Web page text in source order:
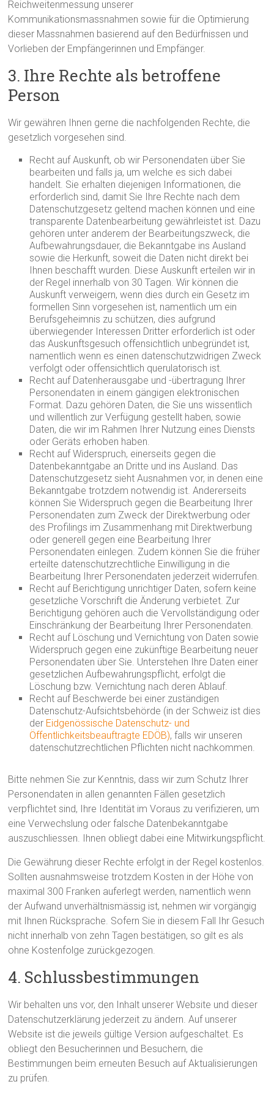
Reichweitenmessung unserer
Kommunikationsmassnahmen sowie für die Optimierung
dieser Massnahmen basierend auf den Bedürfnissen und
Vorlieben der Empfängerinnen und Empfänger.
3. Ihre Rechte als betroffene
Person
Wir gewähren Ihnen gerne die nachfolgenden Rechte, die
gesetzlich vorgesehen sind.
Recht auf Auskunft, ob wir Personendaten über Sie
bearbeiten und falls ja, um welche es sich dabei
handelt. Sie erhalten diejenigen Informationen, die
erforderlich sind, damit Sie Ihre Rechte nach dem
Datenschutzgesetz geltend machen können und eine
transparente Datenbearbeitung gewährleistet ist. Dazu
gehören unter anderem der Bearbeitungszweck, die
Aufbewahrungsdauer, die Bekanntgabe ins Ausland
sowie die Herkunft, soweit die Daten nicht direkt bei
Ihnen beschafft wurden. Diese Auskunft erteilen wir in
der Regel innerhalb von 30 Tagen. Wir können die
Auskunft verweigern, wenn dies durch ein Gesetz im
formellen Sinn vorgesehen ist, namentlich um ein
Berufsgeheimnis zu schützen, dies aufgrund
überwiegender Interessen Dritter erforderlich ist oder
das Auskunftsgesuch offensichtlich unbegründet ist,
namentlich wenn es einen datenschutzwidrigen Zweck
verfolgt oder offensichtlich querulatorisch ist.
Recht auf Datenherausgabe und -übertragung Ihrer
Personendaten in einem gängigen elektronischen
Format. Dazu gehören Daten, die Sie uns wissentlich
und willentlich zur Verfügung gestellt haben, sowie
Daten, die wir im Rahmen Ihrer Nutzung eines Diensts
oder Geräts erhoben haben.
Recht auf Widerspruch, einerseits gegen die
Datenbekanntgabe an Dritte und ins Ausland. Das
Datenschutzgesetz sieht Ausnahmen vor, in denen eine
Bekanntgabe trotzdem notwendig ist. Andererseits
können Sie Widerspruch gegen die Bearbeitung Ihrer
Personendaten zum Zweck der Direktwerbung oder
des Profilings im Zusammenhang mit Direktwerbung
oder generell gegen eine Bearbeitung Ihrer
Personendaten einlegen. Zudem können Sie die früher
erteilte datenschutzrechtliche Einwilligung in die
Bearbeitung Ihrer Personendaten jederzeit widerrufen.
Recht auf Berichtigung unrichtiger Daten, sofern keine
gesetzliche Vorschrift die Änderung verbietet. Zur
Berichtigung gehören auch die Vervollständigung oder
Einschränkung der Bearbeitung Ihrer Personendaten.
Recht auf Löschung und Vernichtung von Daten sowie
Widerspruch gegen eine zukünftige Bearbeitung neuer
Personendaten über Sie. Unterstehen Ihre Daten einer
gesetzlichen Aufbewahrungspflicht, erfolgt die
Löschung bzw. Vernichtung nach deren Ablauf.
Recht auf Beschwerde bei einer zuständigen
Datenschutz-Aufsichtsbehörde (in der Schweiz ist dies
der Eidgenössische Datenschutz- und
Öffentlichkeitsbeauftragte EDÖB), falls wir unseren
datenschutzrechtlichen Pflichten nicht nachkommen.
Bitte nehmen Sie zur Kenntnis, dass wir zum Schutz Ihrer
Personendaten in allen genannten Fällen gesetzlich
verpflichtet sind, Ihre Identität im Voraus zu verifizieren, um
eine Verwechslung oder falsche Datenbekanntgabe
auszuschliessen. Ihnen obliegt dabei eine Mitwirkungspflicht.
Die Gewährung dieser Rechte erfolgt in der Regel kostenlos.
Sollten ausnahmsweise trotzdem Kosten in der Höhe von
maximal 300 Franken auferlegt werden, namentlich wenn
der Aufwand unverhältnismässig ist, nehmen wir vorgängig
mit Ihnen Rücksprache. Sofern Sie in diesem Fall Ihr Gesuch
nicht innerhalb von zehn Tagen bestätigen, so gilt es als
ohne Kostenfolge zurückgezogen.
4. Schlussbestimmungen
Wir behalten uns vor, den Inhalt unserer Website und dieser
Datenschutzerklärung jederzeit zu ändern. Auf unserer
Website ist die jeweils gültige Version aufgeschaltet. Es
obliegt den Besucherinnen und Besuchern, die
Bestimmungen beim erneuten Besuch auf Aktualisierungen
zu prüfen.